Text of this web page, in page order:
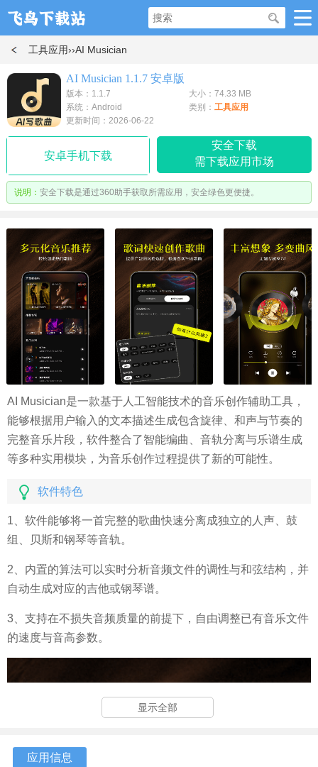
工具应用››AI Musician
AI Musician 1.1.7 安卓版
版本：1.1.7
大小：74.33 MB
系统：Android
类别： 工具应用
更新时间：2026-06-22
安卓手机下载
安全下载
需下载应用市场
说明： 安全下载是通过360助手获取所需应用，安全绿色更便捷。
AI Musician是一款基于人工智能技术的音乐创作辅助工具，
能够根据用户输入的文本描述生成包含旋律、和声与节奏的
完整音乐片段，软件整合了智能编曲、音轨分离与乐谱生成
等多种实用模块，为音乐创作过程提供了新的可能性。
软件特色
1、软件能够将一首完整的歌曲快速分离成独立的人声、鼓
组、贝斯和钢琴等音轨。
2、内置的算法可以实时分析音频文件的调性与和弦结构，并
自动生成对应的吉他或钢琴谱。
3、支持在不损失音频质量的前提下，自由调整已有音乐文件
的速度与音高参数。
显示全部
应用信息